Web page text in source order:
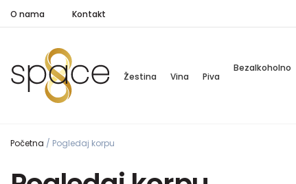
O nama Kontakt
Žestina Vina Piva
Bezalkoholno
Početna / Pogledaj korpu